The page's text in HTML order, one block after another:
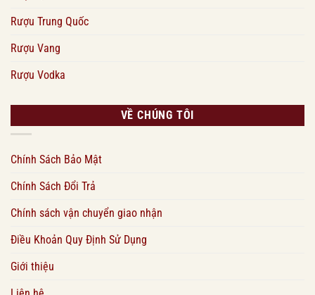
Rượu Trung Quốc
Rượu Vang
Rượu Vodka
VỀ CHÚNG TÔI
Chính Sách Bảo Mật
Chính Sách Đổi Trả
Chính sách vận chuyển giao nhận
Điều Khoản Quy Định Sử Dụng
Giới thiệu